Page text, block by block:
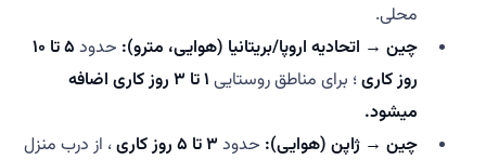
محلی.
چین → اتحادیه اروپا/بریتانیا (هوایی، مترو): حدود
۵ تا ۱۰
روز کاری؛ برای مناطق روستایی
۱ تا ۳ روز کاری اضافه
میشود.
چین → ژاپن (هوایی): حدود ۳ تا ۵ روز کاری
، از درب منزل